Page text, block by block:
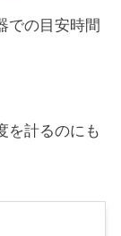
での目安時間
を計るのにも